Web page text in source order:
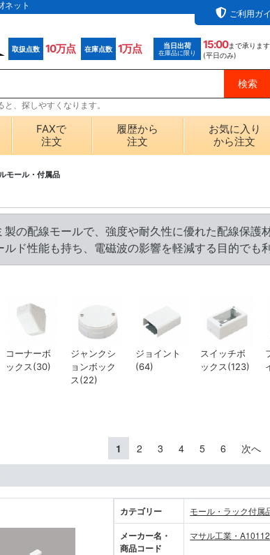
ネット
ご利用ガ
取扱点数 10万点 在庫点数 1万点 当日出荷
在庫品に限り
15:00まで承りま
(平日のみ)
、探しやすくなります。
FAXで
注文
履歴から
注文
お気に入り
から注文
モール・付属品
製の配線モールで、強度や耐久性に優れた配線保
ド性能も持ち、電磁波の影響を軽減する目的でも
コーナーボ
ックス(30)
ジャンクシ
ョンボック
ス(22)
ジョイント
(64)
スイッチボ
ックス(123)
1 2 3 4 5 6 次へ
カテゴリー モール・ラック付属
メーカー名・
商品コード
マサル工業・A10112